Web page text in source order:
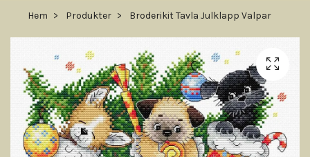
Hem Produkter Broderikit Tavla Julklapp Valpar